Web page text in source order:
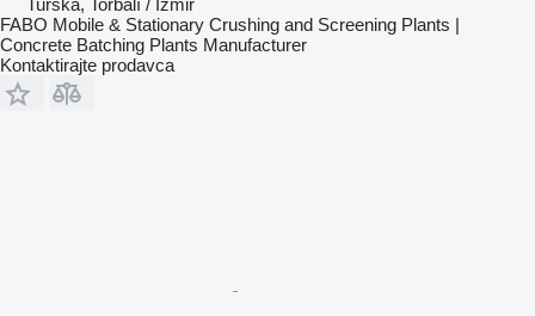
FABO Mobile & Stationary Crushing and Screening Plants |
Concrete Batching Plants Manufacturer
Kontaktirajte prodavca